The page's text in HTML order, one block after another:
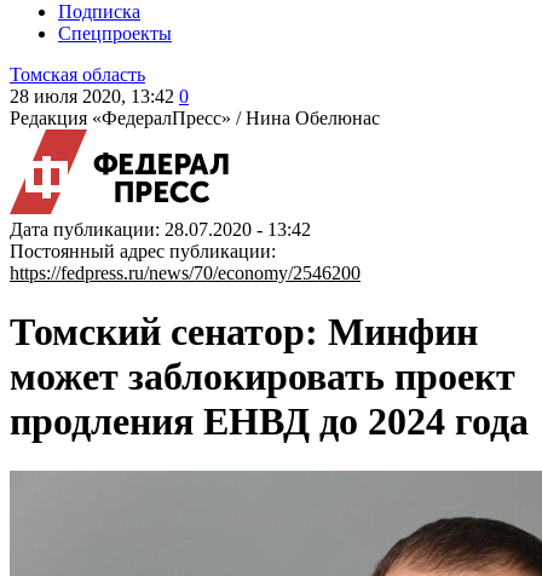
Подписка
Спецпроекты
Томская область
28 июля 2020, 13:42 0
Редакция «ФедералПресс» /Нина Обелюнас
Дата публикации: 28.07.2020 - 13:42
Постоянный адрес публикации:
https://fedpress.ru/news/70/economy/2546200
Томский сенатор: Минфин
может заблокировать проект
продления ЕНВД до 2024 года